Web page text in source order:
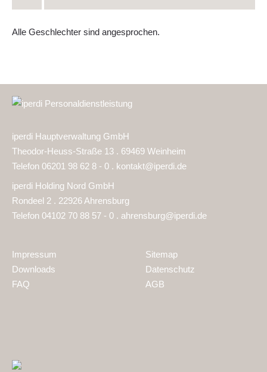
Alle Geschlechter sind angesprochen.
iperdi Hauptverwaltung GmbH
Theodor-Heuss-Straße 13 . 69469 Weinheim
Telefon 06201 98 62 8 - 0 . kontakt@iperdi.de
iperdi Holding Nord GmbH
Rondeel 2 . 22926 Ahrensburg
Telefon 04102 70 88 57 - 0 . ahrensburg@iperdi.de
Impressum
Downloads
FAQ
Sitemap
Datenschutz
AGB